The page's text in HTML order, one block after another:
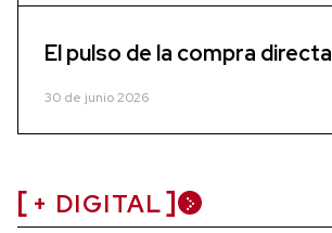
El pulso de la compra directa
30 de junio 2026
+ DIGITAL